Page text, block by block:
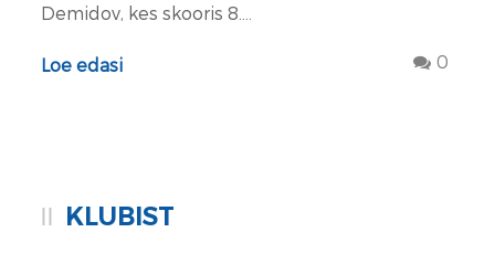
Demidov, kes skooris 8....
Loe edasi 0
KLUBIST